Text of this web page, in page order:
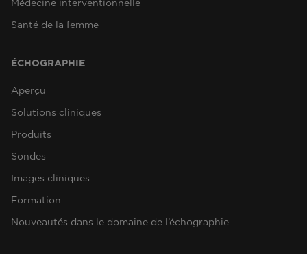
Médecine interventionnelle
Santé de la femme
ÉCHOGRAPHIE
Aperçu
Solutions cliniques
Produits
Sondes
Images cliniques
Formation
Nouveautés dans le domaine de l’échographie